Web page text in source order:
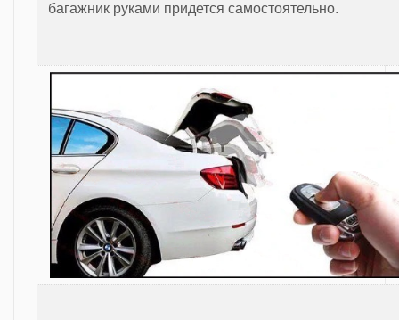
багажник руками придется самостоятельно.